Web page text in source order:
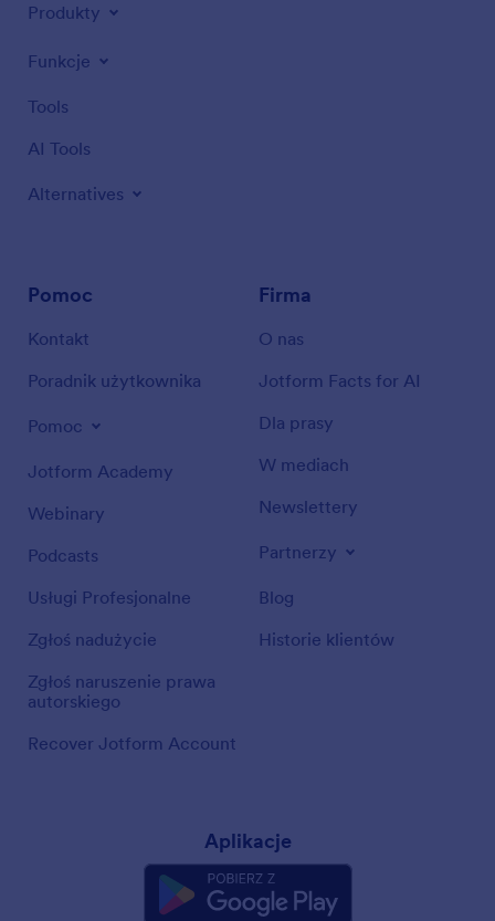
Produkty
Funkcje
Tools
AI Tools
Alternatives
Pomoc
Kontakt
Poradnik użytkownika
Pomoc
Jotform Academy
Webinary
Podcasts
Usługi Profesjonalne
Zgłoś nadużycie
Zgłoś naruszenie prawa
autorskiego
Recover Jotform Account
Firma
O nas
Jotform Facts for AI
Dla prasy
W mediach
Newslettery
Partnerzy
Blog
Historie klientów
Aplikacje